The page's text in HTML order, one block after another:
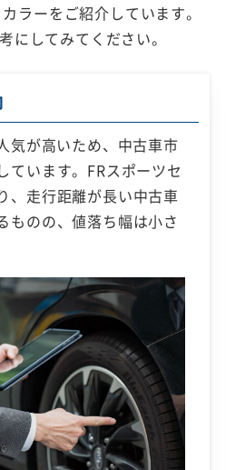
ラーをご紹介しています。
にしてみてください。
気が高いため、中古車市
ています。FRスポーツセ
、走行距離が長い中古車
ものの、値落ち幅は小さ